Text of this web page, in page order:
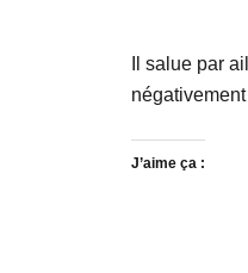
Il salue par
J’aime ça :